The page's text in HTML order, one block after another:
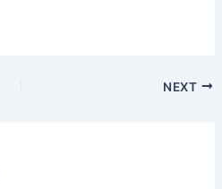
NEXT